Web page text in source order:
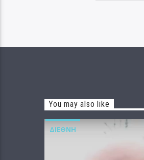
You may also like
ΔΙΕΘΝΉ